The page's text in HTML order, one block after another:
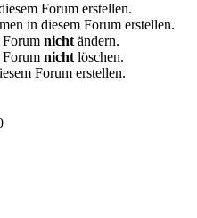
Forum erstellen.
in diesem Forum erstellen.
Forum nichtändern.
Forum nichtlöschen.
Forum erstellen.